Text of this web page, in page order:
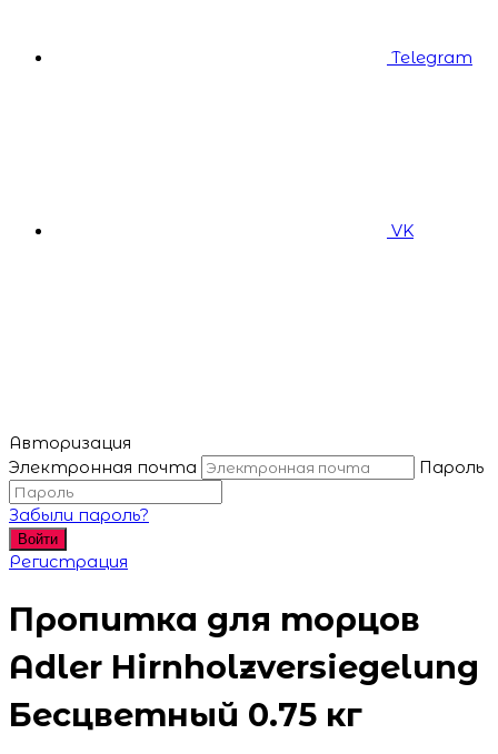
Telegram
VK
Авторизация
Электронная почта
Пароль
Забыли пароль?
Войти
Регистрация
Пропитка для торцов
Adler Hirnholzversiegelung
Бесцветный 0.75 кг